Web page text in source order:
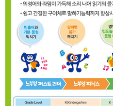
이 문학에 끼친 공로를 기념하기 위
그림책 작가에서 시상하고 있습니